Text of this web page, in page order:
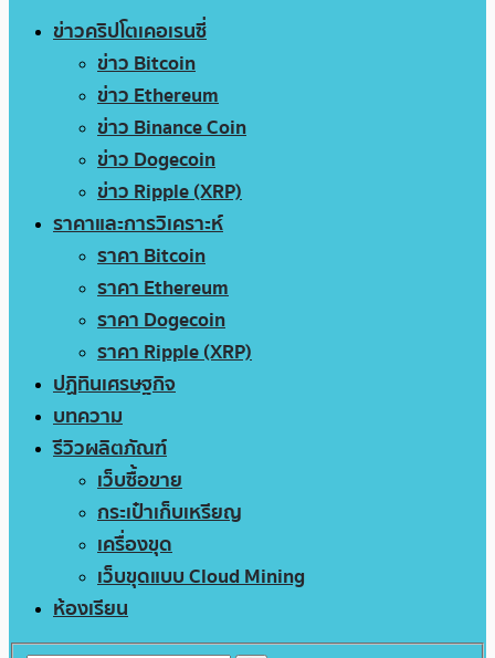
ข่าวคริปโตเคอเรนซี่
ข่าว Bitcoin
ข่าว Ethereum
ข่าว Binance Coin
ข่าว Dogecoin
ข่าว Ripple (XRP)
ราคาและการวิเคราะห์
ราคา Bitcoin
ราคา Ethereum
ราคา Dogecoin
ราคา Ripple (XRP)
ปฏิทินเศรษฐกิจ
บทความ
รีวิวผลิตภัณฑ์
เว็บซื้อขาย
กระเป๋าเก็บเหรียญ
เครื่องขุด
เว็บขุดแบบ Cloud Mining
ห้องเรียน